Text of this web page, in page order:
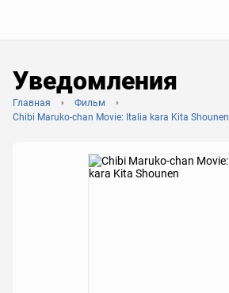
Уведомления
Главная
Фильм
Chibi Maruko-chan Movie: Italia kara Kita Shounen